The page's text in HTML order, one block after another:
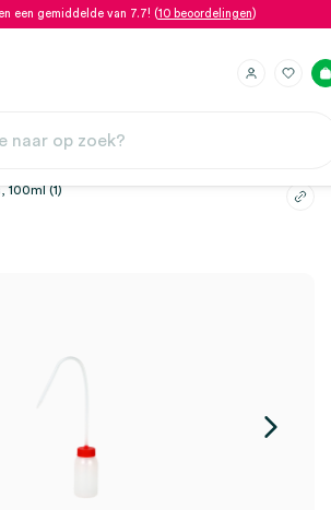
een gemiddelde van 7.7! (10 beoordelingen)
100ml (1)